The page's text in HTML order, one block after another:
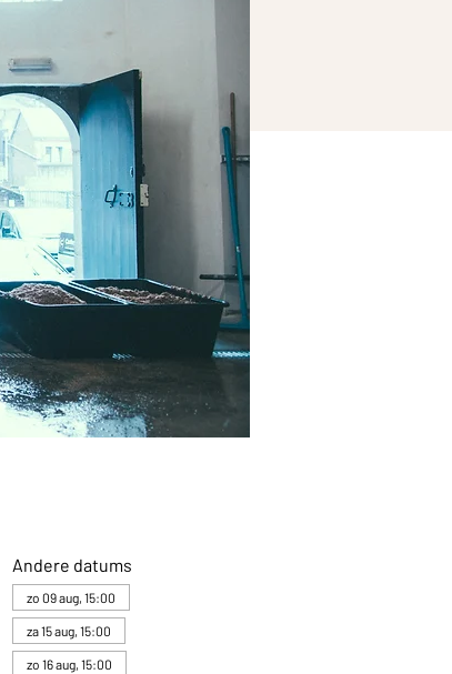
Andere datums
zo 09 aug, 15:00
za 15 aug, 15:00
zo 16 aug, 15:00